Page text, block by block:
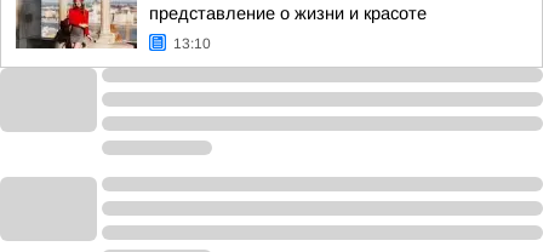
представление о жизни и красоте
13:10